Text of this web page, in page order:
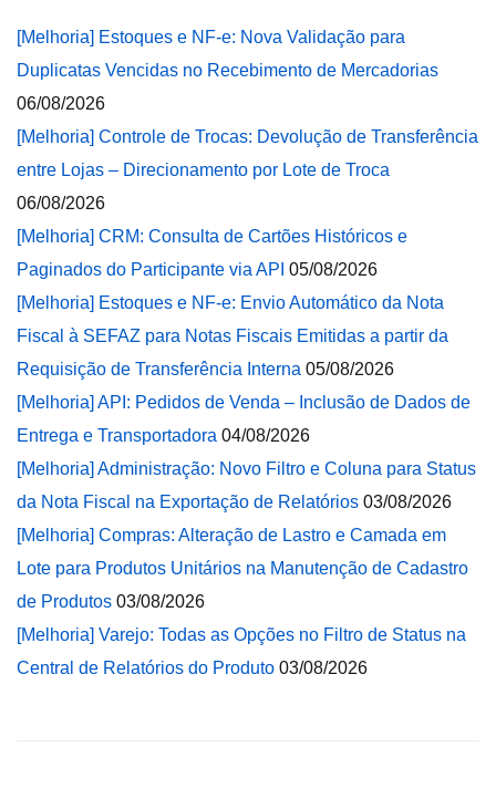
[Melhoria] Estoques e NF-e: Nova Validação para
Duplicatas Vencidas no Recebimento de Mercadorias
06/08/2026
[Melhoria] Controle de Trocas: Devolução de Transferência
entre Lojas – Direcionamento por Lote de Troca
06/08/2026
[Melhoria] CRM: Consulta de Cartões Históricos e
Paginados do Participante via API 05/08/2026
[Melhoria] Estoques e NF-e: Envio Automático da Nota
Fiscal à SEFAZ para Notas Fiscais Emitidas a partir da
Requisição de Transferência Interna 05/08/2026
[Melhoria] API: Pedidos de Venda – Inclusão de Dados de
Entrega e Transportadora 04/08/2026
[Melhoria] Administração: Novo Filtro e Coluna para Status
da Nota Fiscal na Exportação de Relatórios 03/08/2026
[Melhoria] Compras: Alteração de Lastro e Camada em
Lote para Produtos Unitários na Manutenção de Cadastro
de Produtos 03/08/2026
[Melhoria] Varejo: Todas as Opções no Filtro de Status na
Central de Relatórios do Produto 03/08/2026